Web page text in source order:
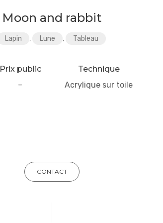
Moon and rabbit
Lapin , Lune , Tableau
Prix public
–
Technique
Acrylique sur toile
CONTACT